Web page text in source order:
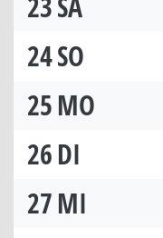
24SO
25MO
26DI
27MI